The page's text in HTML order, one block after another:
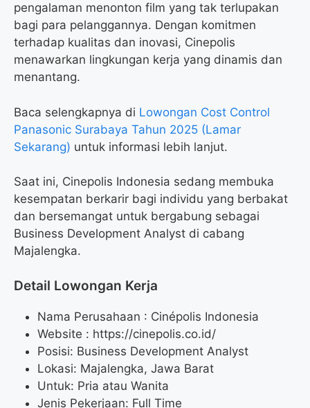
pengalaman menonton film yang tak terlupakan
bagi para pelanggannya. Dengan komitmen
terhadap kualitas dan inovasi, Cinepolis
menawarkan lingkungan kerja yang dinamis dan
menantang.
Baca selengkapnya di Lowongan Cost Control
Panasonic Surabaya Tahun 2025 (Lamar
Sekarang) untuk informasi lebih lanjut.
Saat ini, Cinepolis Indonesia sedang membuka
kesempatan berkarir bagi individu yang berbakat
dan bersemangat untuk bergabung sebagai
Business Development Analyst di cabang
Majalengka.
Detail Lowongan Kerja
Nama Perusahaan : Cinépolis Indonesia
Website : https://cinepolis.co.id/
Posisi: Business Development Analyst
Lokasi: Majalengka, Jawa Barat
Untuk: Pria atau Wanita
Jenis Pekerjaan: Full Time